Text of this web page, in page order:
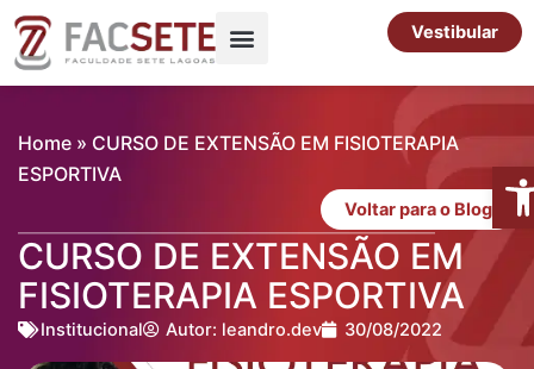
para
Vestibular
Home » CURSO DE EXTENSÃO EM FISIOTERAPIA
ESPORTIVA
Voltar para o Blog
CURSO DE EXTENSÃO EM
FISIOTERAPIA ESPORTIVA
Institucional Autor: leandro.dev 30/08/2022